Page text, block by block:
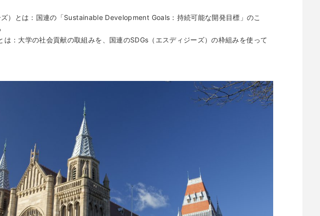
）とは：国連の「Sustainable Development Goals：持続可能な開発目標」のこ
：大学の社会貢献の取組みを、国連のSDGs（エスディジーズ）の枠組みを使って